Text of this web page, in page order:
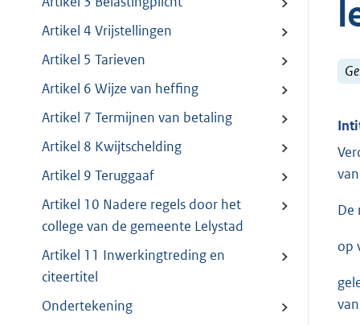
Artikel 4 Vrijstellingen
Artikel 5 Tarieven
Artikel 6 Wijze van heffing
Artikel 7 Termijnen van betaling
Artikel 8 Kwijtschelding
Artikel 9 Teruggaaf
Artikel 10 Nadere regels door het
college van de gemeente Lelystad
Artikel 11 Inwerkingtreding en
citeertitel
Ondertekening
De
op